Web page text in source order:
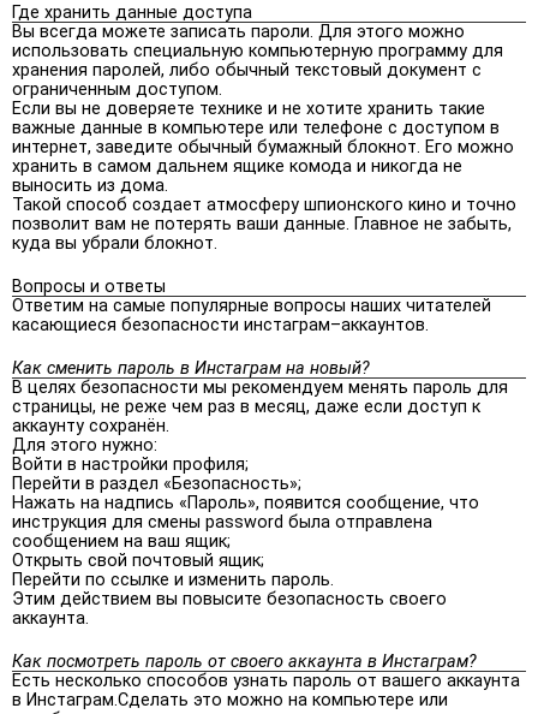
Где хранить данные доступа
Вы всегда можете записать пароли. Для этого можно
использовать специальную компьютерную программу для
хранения паролей, либо обычный текстовый документ с
ограниченным доступом.
Если вы не доверяете технике и не хотите хранить такие
важные данные в компьютере или телефоне с доступом в
интернет, заведите обычный бумажный блокнот. Его можно
хранить в самом дальнем ящике комода и никогда не
выносить из дома.
Такой способ создает атмосферу шпионского кино и точно
позволит вам не потерять ваши данные. Главное не забыть,
куда вы убрали блокнот.
Вопросы и ответы
Ответим на самые популярные вопросы наших читателей
касающиеся безопасности инстаграм–аккаунтов.
Как сменить пароль в Инстаграм на новый?
В целях безопасности мы рекомендуем менять пароль для
страницы, не реже чем раз в месяц, даже если доступ к
аккаунту сохранён.
Для этого нужно:
Войти в настройки профиля;
Перейти в раздел «Безопасность»;
Нажать на надпись «Пароль», появится сообщение, что
инструкция для смены password была отправлена
сообщением на ваш ящик;
Открыть свой почтовый ящик;
Перейти по ссылке и изменить пароль.
Этим действием вы повысите безопасность своего
аккаунта.
Как посмотреть пароль от своего аккаунта в Инстаграм?
Есть несколько способов узнать пароль от вашего аккаунта
в Инстаграм.Сделать это можно на компьютере или